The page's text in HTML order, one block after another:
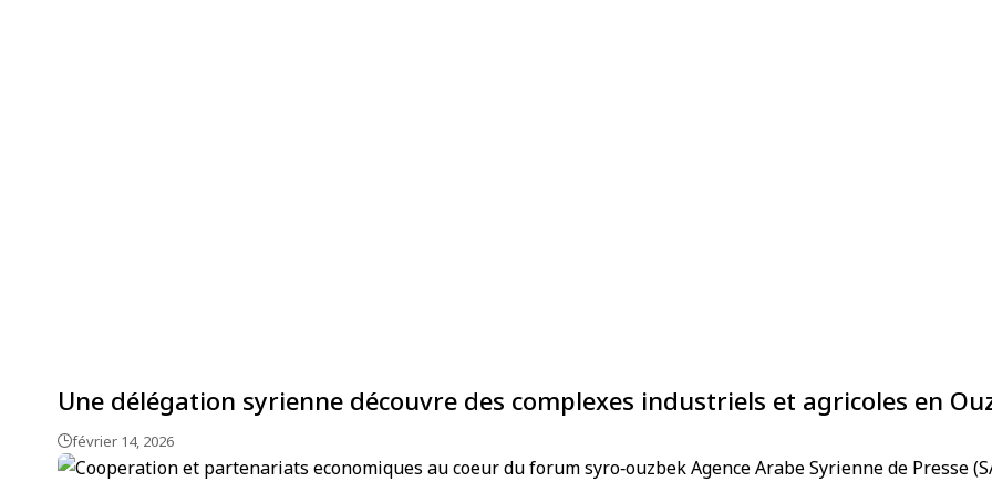
Une délégation syrienne découvre des complexes industriels et agricoles en
février 14, 2026